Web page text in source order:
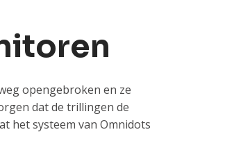
opengebroken en ze
dat de trillingen de
het systeem van Omnidots